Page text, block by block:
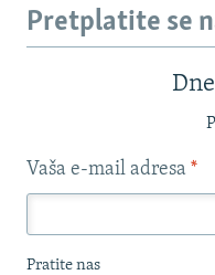
Pretplatite se
Vaša e-mail adresa *
Pratite nas